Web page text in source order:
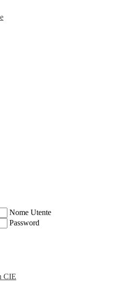
Nome Utente
Password
CIE